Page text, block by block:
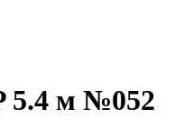
5.4 м №052